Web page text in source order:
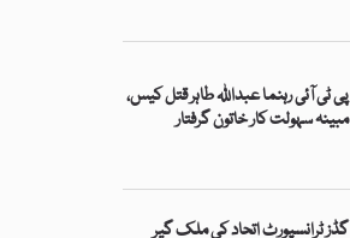
پی ٹی آئی رہنما عبداللہ طاہر قتل کیس،
مبینہ سہولت کار خاتون گرفتار
گڈز ٹرانسپورٹ اتحاد کی ملک گیر